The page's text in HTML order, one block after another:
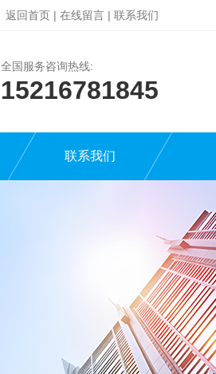
返回首页 | 在线留言 | 联系我们
全国服务咨询热线:
15216781845
联系我们